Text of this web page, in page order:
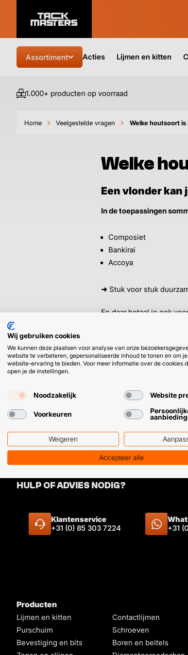
Assortiment Acties Lijmen en kitten
1.000+ producten op voorraad
Home Veelgestelde vragen Welke houtsoort
Welke
Een vlonder
In de toepassingen
Composiet
Bankirai
Accoya
➜ Stuk voor stuk
En daar betaal je ook
Vuren
Lariks
: zachthout is
opdat het beter
HULP OF ADVIES NODIG?
Klantenservice
+31 (0) 85 303 7224
+31
Producten
Lijmen en kitten
Contactlijmen
Purschuim
Schroeven
Bevestiging en bits
Boren en beitels
Wij gebruiken cookies
We kunnen deze plaatsen voor analyse van onze
website te verbeteren, gepersonaliseerde inhoud te tonen en om
website-ervaring te bieden. Voor meer informatie over de cookies
open je de instellingen.
Noodzakelijk Website
Voorkeuren
Weigeren
Accepteer alle